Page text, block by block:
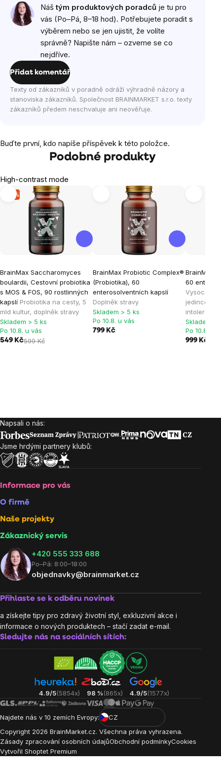
Náštým produktových poradců je tu pro
vás (Po–Pá, 8–18 hod). Potřebujete poradit s
výběrem nebo se jen ujistit, že volíte
správně? Napište nám – ozveme se co
nejdříve.
Přidat komentář
Texty od zákazníků v poradně odráží výhradně názory a
stanoviska zákazníků. Společnost BRAINMARKET s.r.o. texty
zákazníků předem neschvaluje ani neověřuje.
Buďte první, kdo napíše příspěvek k této položce.
Podobné produkty
High-contrast mode
-8 %
BrainMax Saccharomyces
boulardii, Cestovní probiotika
s MOS & FOS, 90 rostlinných
kapslí Probiotika na cesty, 5
mld kultur, doplněk stravy
Skladem > 5 ks
Po 10.8. u vás
549 Kč599 Kč
BrainMax Probiotic Complex®
(Probiotika), 60
enterosolventních kapslí
Doplněk stravy
Skladem > 5 ks
Po 10.8. u vás
799 Kč
BrainMax
60
Vysoce
jedince s
Skladem >
Po 10.8. u
999 Kč
Zápatí
Napsali o nás:
Jsme hrdými partnery klubů:
Informace pro vás
O firmě
Naše projekty
Zákaznický servis
‭+420 555 333 688
Po–Pá: 8:00–18:00
objednavky@brainmarket.cz
Přihlaste se k odběru novinek
a získejte tipy pro zdravý životní styl, exkluzivní akce i
informace o nových produktech – stačí zadat e-mail.
Sledujte nás na sociálních sítích:
4.9/5(5854x) 98 %(865x) 4.9/5(1577x)
Najdete nás v 10 zemích Evropy:
CZ
Copyright 2026 BrainMarket.cz. Všechna práva vyhrazena.
Zásady zpracování osobních údajůObchodní podmínkyCookies
Vytvořil Shoptet Premium